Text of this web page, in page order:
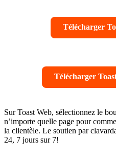
Télécharger
Télécharger
Sur Toast Web, sélectionnez le
n’importe quelle page pour
la clientèle. Le soutien par
24, 7 jours sur 7!